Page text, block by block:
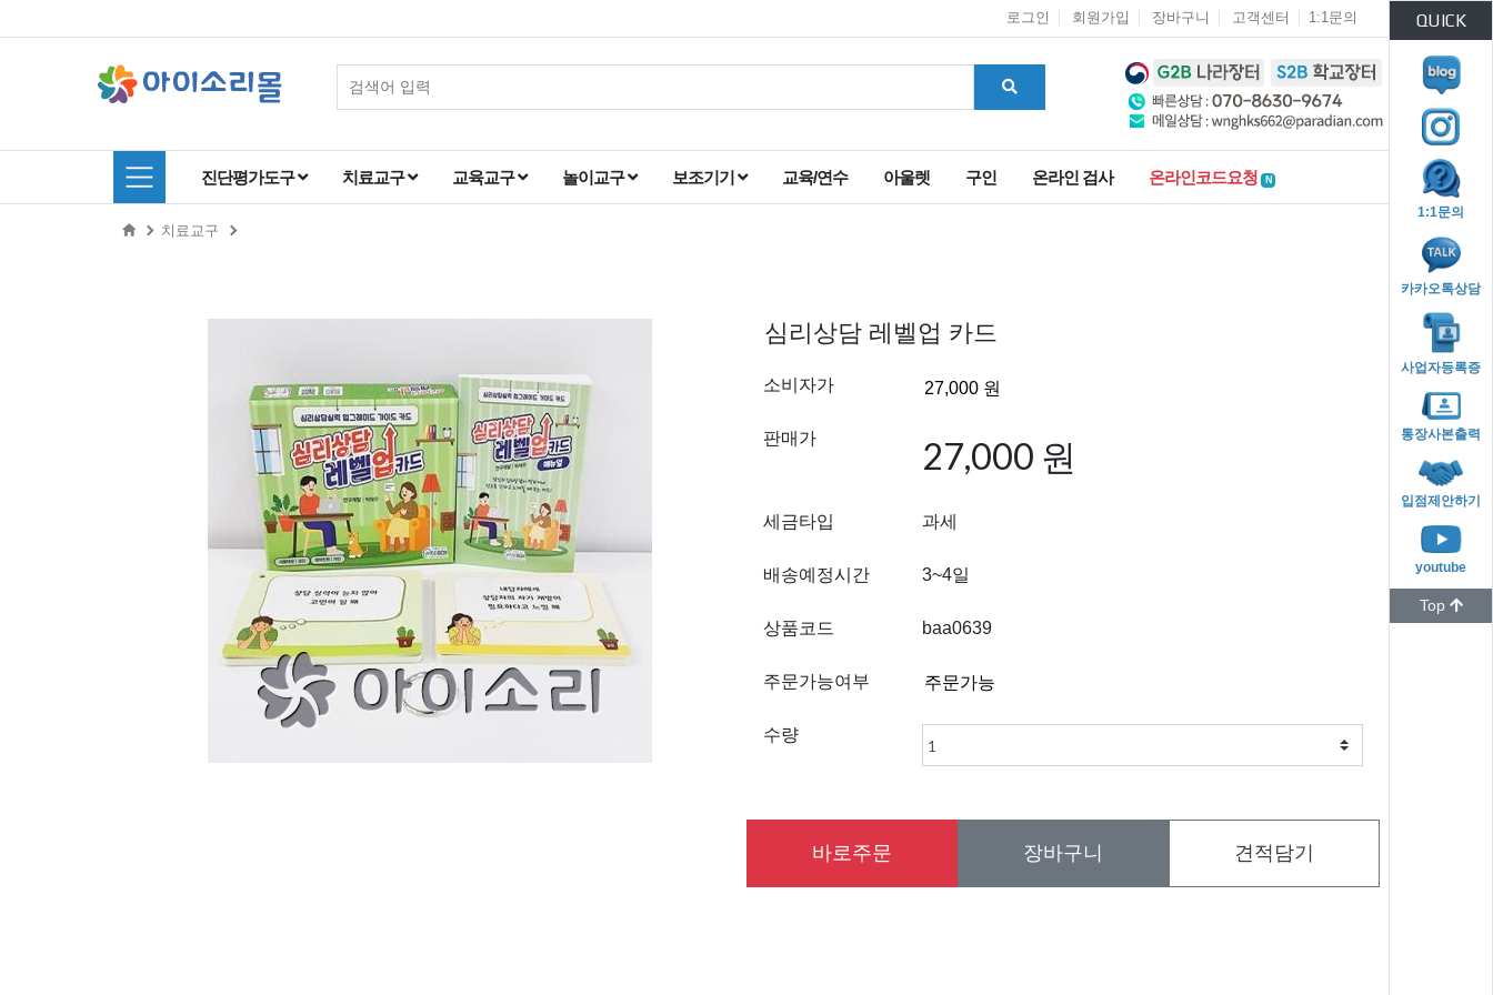
QUICK
1:1문의
카카오톡상담
사업자등록증
통장사본출력
입점제안하기
youtube
Top
로그인 회원가입 장바구니 고객센터 1:1문의
진단평가도구 치료교구 교육교구 놀이교구 보조기기 교육/연수 아울렛 구인 온라인 검사 온라인코드요청 N
치료교구
심리상담 레벨업 카드
소비자가
판매가 27,000 원
세금타입 과세
배송예정시간 3~4일
상품코드 baa0639
주문가능여부
수량
바로주문 장바구니 견적담기